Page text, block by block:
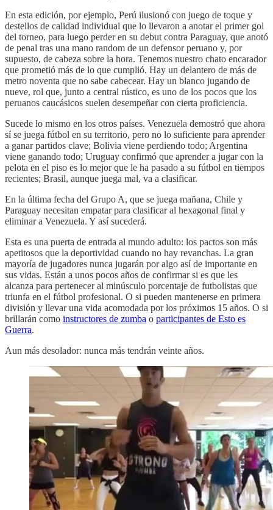
En esta edición, por ejemplo, Perú ilusionó con juego de toque y
destellos de calidad individual que lo llevaron a anotar el primer gol
del torneo, para luego perder en su debut contra Paraguay, que anotó
de penal tras una mano random de un defensor peruano y, por
supuesto, de cabeza sobre la hora. Tenemos nuestro chato encarador
que prometió más de lo que cumplió. Hay un delantero de más de
metro noventa que no sabe cabecear. Hay un blanco jugando de
nueve, rol que, junto a central rústico, es uno de los pocos que los
peruanos caucásicos suelen desempeñar con cierta proficiencia.
Sucede lo mismo en los otros países. Venezuela demostró que ahora
sí se juega fútbol en su territorio, pero no lo suficiente para aprender
a ganar partidos clave; Bolivia viene perdiendo todo; Argentina
viene ganando todo; Uruguay confirmó que aprender a jugar con la
pelota en el piso es lo mejor que le ha pasado a su fútbol en tiempos
recientes; Brasil, aunque juega mal, va a clasificar.
En la última fecha del Grupo A, que se juega mañana, Chile y
Paraguay necesitan empatar para clasificar al hexagonal final y
eliminar a Venezuela. Y así sucederá.
Esta es una puerta de entrada al mundo adulto: los pactos son más
apetitosos que la deportividad cuando no hay revanchas. La gran
mayoría de jugadores nunca jugarán por algo así de importante en
sus vidas. Están a unos pocos años de confirmar si es que les
alcanza para pertenecer al minúsculo porcentaje de futbolistas que
triunfa en el fútbol profesional. O si pueden mantenerse en primera
división y llevar una vida acomodada por los próximos 15 años. O si
brillarán como instructores de zumba o participantes de Esto es
Guerra.
Aun más desolador: nunca más tendrán veinte años.